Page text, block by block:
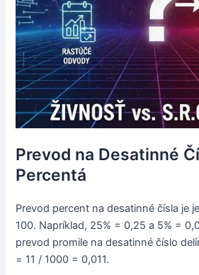
Prevod na Desatinné
Percentá
Prevod percent na desatinné čísla je
100. Napríklad, 25% = 0,25 a 5% =
prevod promile na desatinné číslo
= 11 / 1000 = 0,011.